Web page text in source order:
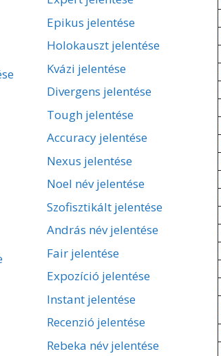
Epikus jelentése
Holokauszt jelentése
Kvázi jelentése
Divergens jelentése
Tough jelentése
Accuracy jelentése
Nexus jelentése
Noel név jelentése
Szofisztikált jelentése
András név jelentése
Fair jelentése
Expozíció jelentése
Instant jelentése
Recenzió jelentése
Rebeka név jelentése